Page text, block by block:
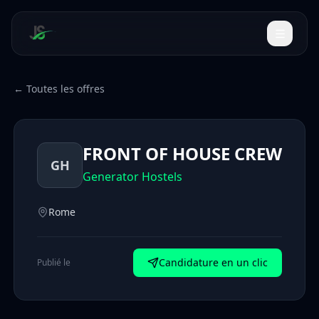
← Toutes les offres
GH FRONT OF HOUSE CREW
Generator Hostels
Rome
Publié le Candidature en un clic